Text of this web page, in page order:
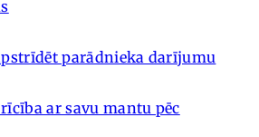
parādnieka darījumu
ar savu mantu pēc